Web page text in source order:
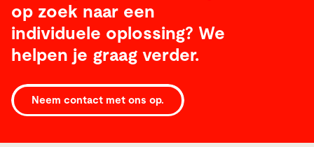
op zoek naar een
individuele oplossing? We
helpen je graag verder.
Neem contact met ons op.
Laser
Automation